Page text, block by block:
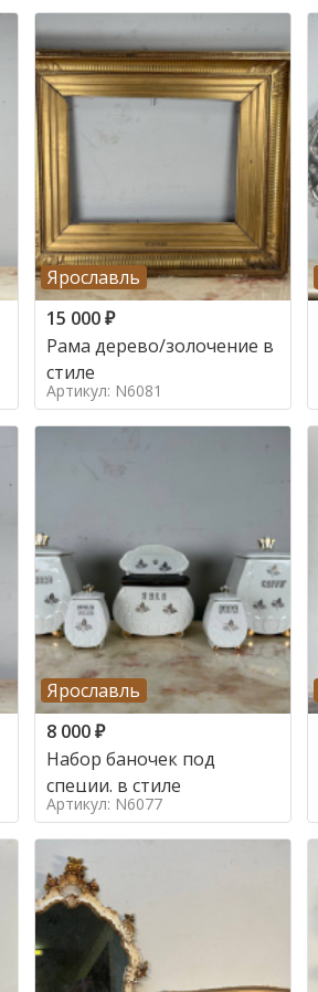
Ярославль
15 000₽
Рама дерево/золочение в
стиле
Артикул: N6081
Ярославль
8 000₽
Набор баночек под
специи. в стиле
Артикул: N6077